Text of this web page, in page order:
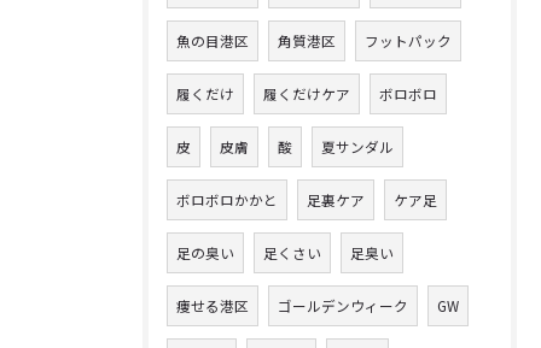
魚の目港区 角質港区 フットパック
履くだけ 履くだけケア ボロボロ
皮 皮膚 酸 夏サンダル
ボロボロかかと 足裏ケア ケア足
足の臭い 足くさい 足臭い
痩せる港区 ゴールデンウィーク GW